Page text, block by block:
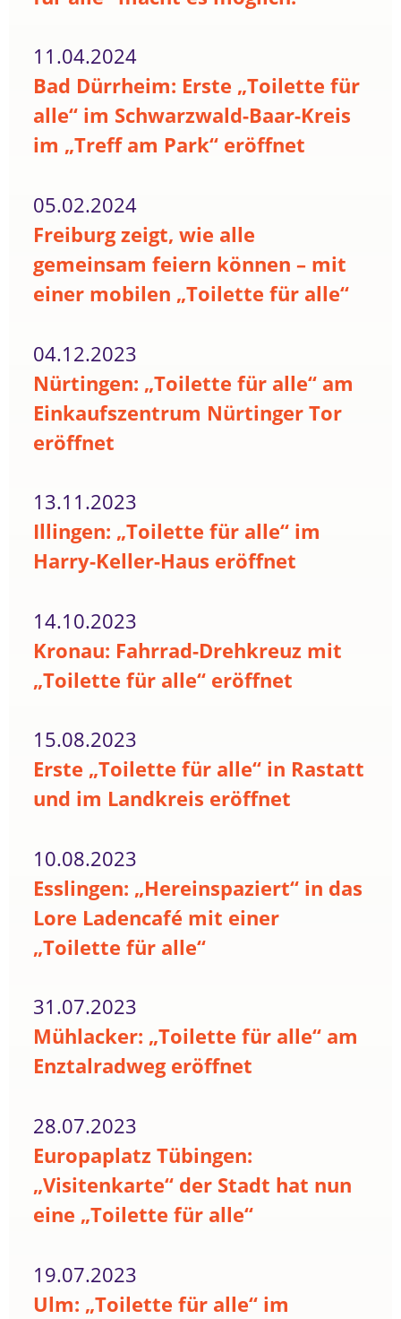
11.04.2024
Bad Dürrheim: Erste „Toilette für
alle“ im Schwarzwald-Baar-Kreis
im „Treff am Park“ eröffnet
05.02.2024
Freiburg zeigt, wie alle
gemeinsam feiern können – mit
einer mobilen „Toilette für alle“
04.12.2023
Nürtingen: „Toilette für alle“ am
Einkaufszentrum Nürtinger Tor
eröffnet
13.11.2023
Illingen: „Toilette für alle“ im
Harry-Keller-Haus eröffnet
14.10.2023
Kronau: Fahrrad-Drehkreuz mit
„Toilette für alle“ eröffnet
15.08.2023
Erste „Toilette für alle“ in Rastatt
und im Landkreis eröffnet
10.08.2023
Esslingen: „Hereinspaziert“ in das
Lore Ladencafé mit einer
„Toilette für alle“
31.07.2023
Mühlacker: „Toilette für alle“ am
Enztalradweg eröffnet
28.07.2023
Europaplatz Tübingen:
„Visitenkarte“ der Stadt hat nun
eine „Toilette für alle“
19.07.2023
Ulm: „Toilette für alle“ im